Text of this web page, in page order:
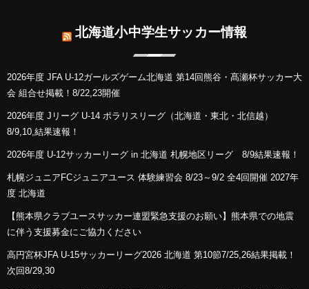
北海道小中学生サッカー情報
2026年度 JFA U-12ガールズゲーム北海道 第14回熊谷・髙瀬杯サッカー大
会 組合せ掲載！8/22,23開催
2026年度 Jリーグ U-14 ポラリスリーグ（北海道・東北・北信越）
8/9,10,結果速報！
2026年度 U-12サッカーリーグ in 北海道 札幌地区リーグ 8/9結果速報！
札幌ジュニアFCジュニアユース 体験練習会 8/23～9/2 全4回開催 2027年
度 北海道
【熊本県クラブユースサッカー連盟緊急支援のお願い】熊本県での地震
に伴う支援募金にご協力ください
高円宮杯JFA U-15サッカーリーグ2026 北海道 第10節7/25,26結果掲載！
次回8/29,30